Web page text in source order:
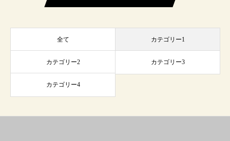
全て カテゴリー1
カテゴリー2 カテゴリー3
カテゴリー4